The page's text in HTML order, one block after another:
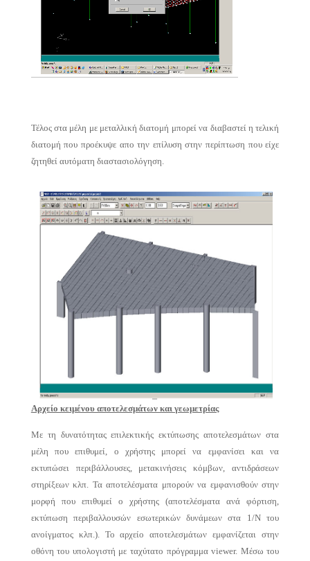
Τέλος στα μέλη με μεταλλική διατομή μπορεί να διαβαστεί η τελική
διατομή που προέκυψε απο την επίλυση στην περίπτωση που είχε
ζητηθεί αυτόματη διαστασιολόγηση.
Αρχείο κειμένου αποτελεσμάτων και γεωμετρίας
Με τη δυνατότητας επιλεκτικής εκτύπωσης αποτελεσμάτων στα
μέλη που επιθυμεί, ο χρήστης μπορεί να εμφανίσει και να
εκτυπώσει περιβάλλουσες, μετακινήσεις κόμβων, αντιδράσεων
στηρίξεων κλπ. Τα αποτελέσματα μπορούν να εμφανισθούν στην
μορφή που επιθυμεί ο χρήστης (αποτελέσματα ανά φόρτιση,
εκτύπωση περιβαλλουσών εσωτερικών δυνάμεων στα 1/Ν του
ανοίγματος κλπ.). Το αρχείο αποτελεσμάτων εμφανίζεται στην
οθόνη του υπολογιστή με ταχύτατο πρόγραμμα viewer. Μέσω του